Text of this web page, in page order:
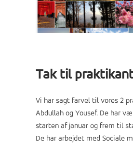
Tak til
Vi har sagt farvel til vores 2
Abdullah og Yousef. De har
starten af januar og frem til
De har arbejdet med Sociale